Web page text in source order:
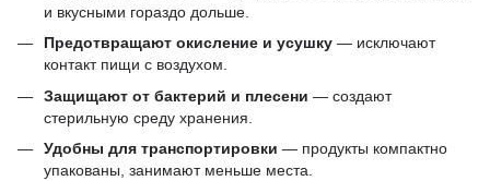
и вкусными гораздо дольше.
Предотвращают окисление и усушку — исключают
контакт пищи с воздухом.
Защищают от бактерий и плесени — создают
стерильную среду хранения.
Удобны для транспортировки — продукты компактно
упакованы, занимают меньше места.